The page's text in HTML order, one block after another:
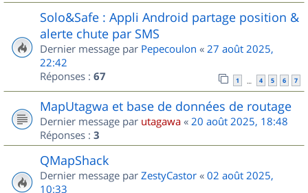
Solo&Safe : Appli Android partage position &
alerte chute par SMS
Dernier message par Pepecoulon « 27 août 2025,
22:42
Réponses : 67 1 … 4 5 6 7
MapUtagwa et base de données de routage
Dernier message par utagawa « 20 août 2025, 18:48
Réponses : 3
QMapShack
Dernier message par ZestyCastor « 02 août 2025,
10:33